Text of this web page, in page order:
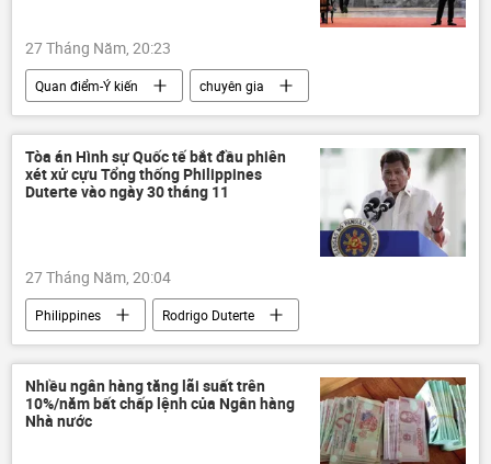
27 Tháng Năm, 20:23
Quan điểm-Ý kiến
chuyên gia
Thế giới
Chính trị
Iran
Hoa Kỳ
Trung Đông
xung đột
Pakistan
đàm phán
Tòa án Hình sự Quốc tế bắt đầu phiên
xét xử cựu Tổng thống Philippines
Duterte vào ngày 30 tháng 11
27 Tháng Năm, 20:04
Philippines
Rodrigo Duterte
Tòa án Hình sự Quốc tế (ICC)
Thế giới
Nhiều ngân hàng tăng lãi suất trên
10%/năm bất chấp lệnh của Ngân hàng
Nhà nước